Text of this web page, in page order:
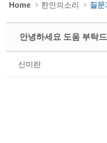
Home 한인의소리 질문
안녕하세요 도움 부탁
신미란